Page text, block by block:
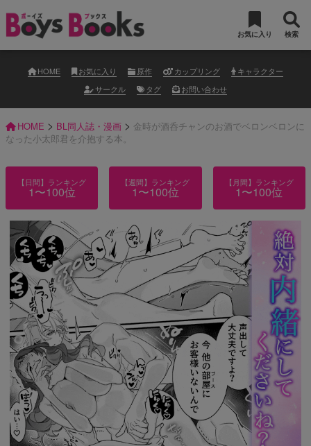
お気に入り 検索
HOME お気に入り 原作 カップリング
キャラクター
サークル
タグ お問い合わせ
HOME > BL同人誌・漫画 > 金時が酒呑チャンのお酒でベロンベロンに
なった小太郎君を介抱する本。
【日間】ランキング
1〜100位
【週間】ランキング
1〜100位
【月間】ランキング
1〜100位